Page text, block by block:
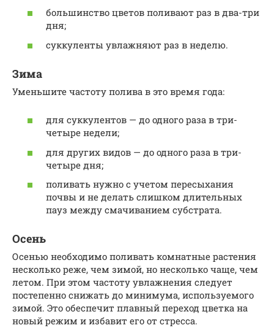
большинство цветов поливают раз в два-три
дня;
суккуленты увлажняют раз в неделю.
Зима
Уменьшите частоту полива в это время года:
для суккулентов — до одного раза в три-
четыре недели;
для других видов — до одного раза в три-
четыре дня;
поливать нужно с учетом пересыхания
почвы и не делать слишком длительных
пауз между смачиванием субстрата.
Осень
Осенью необходимо поливать комнатные растения
несколько реже, чем зимой, но несколько чаще, чем
летом. При этом частоту увлажнения следует
постепенно снижать до минимума, используемого
зимой. Это обеспечит плавный переход цветка на
новый режим и избавит его от стресса.